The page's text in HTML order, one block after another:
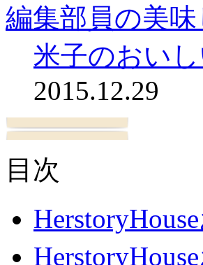
編集部員の美
米子のおい
2015.12.29
目次